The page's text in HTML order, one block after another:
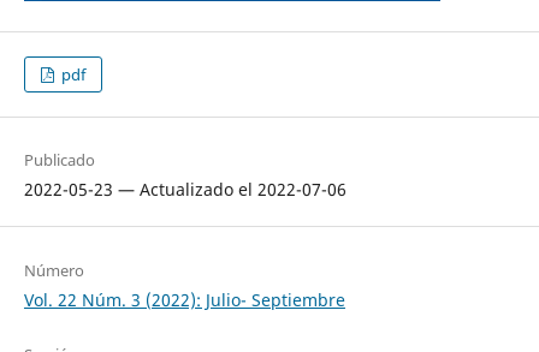
pdf
Publicado
2022-05-23 — Actualizado el 2022-07-06
Número
Vol. 22 Núm. 3 (2022): Julio- Septiembre